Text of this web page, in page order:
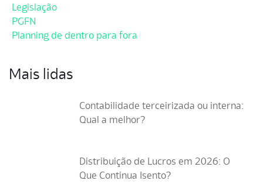
Legislação
PGFN
Planning de dentro para fora
Mais lidas
Contabilidade terceirizada ou interna:
Qual a melhor?
Distribuição de Lucros em 2026: O
Que Continua Isento?